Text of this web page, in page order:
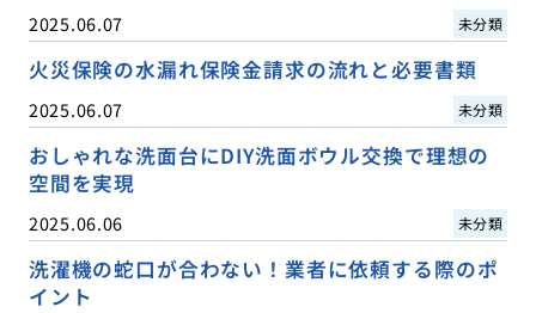
2025.06.07 未分類
火災保険の水漏れ保険金請求の流れと必要書類
2025.06.07 未分類
おしゃれな洗面台にDIY洗面ボウル交換で理想の
空間を実現
2025.06.06 未分類
洗濯機の蛇口が合わない！業者に依頼する際のポ
イント